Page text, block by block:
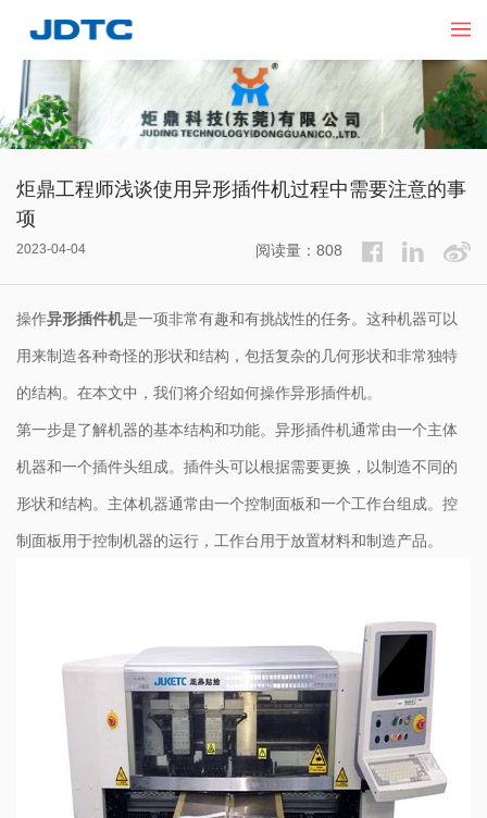
炬鼎工程师浅谈使用异形插件机过程中需要注意的事
项
2023-04-04 阅读量：808
操作异形插件机是一项非常有趣和有挑战性的任务。这种机器可以
用来制造各种奇怪的形状和结构，包括复杂的几何形状和非常独特
的结构。在本文中，我们将介绍如何操作异形插件机。
第一步是了解机器的基本结构和功能。 异形插件机通常由一个主体
机器和一个插件头组成。插件头可以根据需要更换，以制造不同的
形状和结构。主体机器通常由一个控制面板和一个工作台组成。控
制面板用于控制机器的运行，工作台用于放置材料和制造产品。